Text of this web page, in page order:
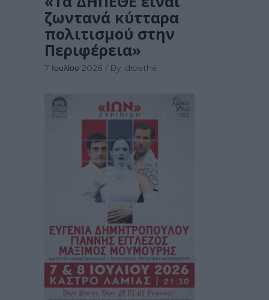
ζωντανά κύτταρα
πολιτισμού στην
Περιφέρεια»
7 Ιουλίου 2026 By dipethe